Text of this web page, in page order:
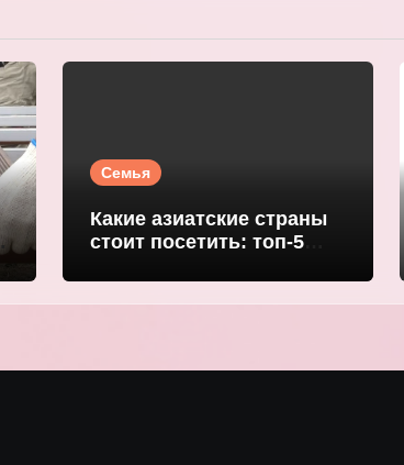
Семья
Какие азиатские страны
стоит посетить: топ-5
путешественников